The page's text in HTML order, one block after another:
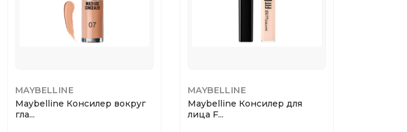
MAYBELLINE
Maybelline Консилер вокруг
гла...
MAYBELLINE
Maybelline Консилер для
лица F...